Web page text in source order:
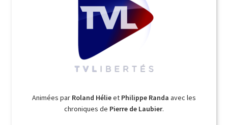
Animées par Roland Hélieet Philippe Randa avec les
chroniques de Pierre de Laubier.